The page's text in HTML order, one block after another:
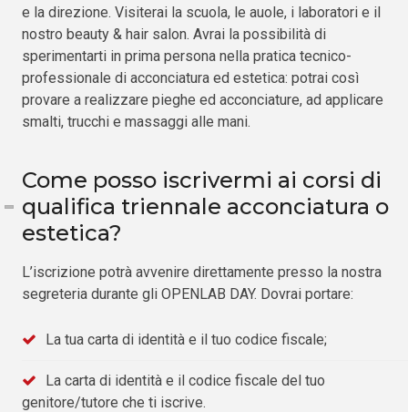
e la direzione. Visiterai la scuola, le auole, i laboratori e il
nostro beauty & hair salon. Avrai la possibilità di
sperimentarti in prima persona nella pratica tecnico-
professionale di acconciatura ed estetica: potrai così
provare a realizzare pieghe ed acconciature, ad applicare
smalti, trucchi e massaggi alle mani.
Come posso iscrivermi ai corsi di
qualifica triennale acconciatura o
estetica?
L’iscrizione potrà avvenire direttamente presso la nostra
segreteria durante gli OPENLAB DAY. Dovrai portare:
La tua carta di identità e il tuo codice fiscale;
La carta di identità e il codice fiscale del tuo
genitore/tutore che ti iscrive.